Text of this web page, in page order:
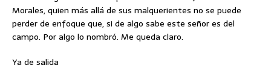
Morales, quien más allá de sus malquerientes no se puede
perder de enfoque que, si de algo sabe este señor es del
campo. Por algo lo nombró. Me queda claro.
Ya de salida